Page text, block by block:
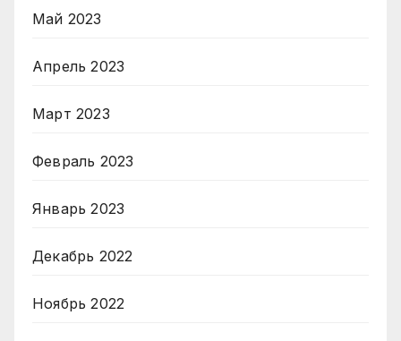
Май 2023
Апрель 2023
Март 2023
Февраль 2023
Январь 2023
Декабрь 2022
Ноябрь 2022